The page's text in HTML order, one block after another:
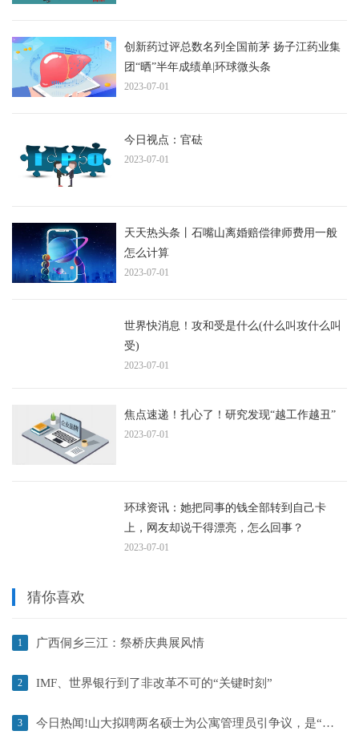
创新药过评总数名列全国前茅 扬子江药业集
团“晒”半年成绩单|环球微头条
2023-07-01
今日视点：官砝
2023-07-01
天天热头条丨石嘴山离婚赔偿律师费用一般
怎么计算
2023-07-01
世界快消息！攻和受是什么(什么叫攻什么叫
受)
2023-07-01
焦点速递！扎心了！研究发现“越工作越丑”
2023-07-01
环球资讯：她把同事的钱全部转到自己卡
上，网友却说干得漂亮，怎么回事？
2023-07-01
猜你喜欢
1 广西侗乡三江：祭桥庆典展风情
2 IMF、世界银行到了非改革不可的“关键时刻”
3 今日热闻!山大拟聘两名硕士为公寓管理员引争议，是“大材小用”还是“宿管升级”